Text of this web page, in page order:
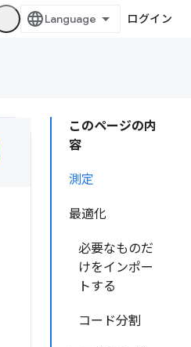
ログイン
このページの内
容
測定
最適化
必要なものだ
けをインポー
トする
コード分割